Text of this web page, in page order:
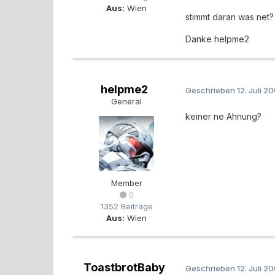
Aus: Wien
stimmt daran was net?
Danke helpme2
helpme2
General
Member
0
1352 Beiträge
Aus: Wien
Geschrieben 12. Juli
keiner ne Ahnung?
ToastbrotBaby Geschrieben 12. Juli